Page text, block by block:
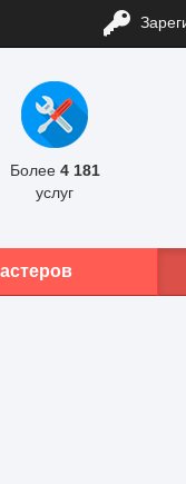
Более 4 181
услуг